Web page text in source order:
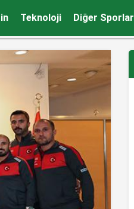
Teknoloji Diğer Sporlar